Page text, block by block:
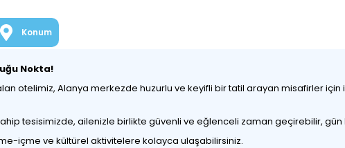
Konum
Nokta!
otelimiz, Alanya merkezde huzurlu ve keyifli bir tatil arayan misafirler
tesisimizde, ailenizle birlikte güvenli ve eğlenceli zaman geçirebilir, gün
içme ve kültürel aktivitelere kolayca ulaşabilirsiniz.